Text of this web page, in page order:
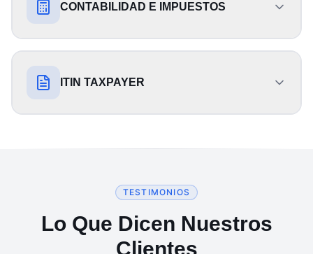
Corporation?
empresa?
viajar a EE.UU.?
bancaria?
CONTABILIDAD E IMPUESTOS
Unidos?
¿Necesito un contador especializado?
¿Cuándo es el cierre fiscal en Estados
ITIN TAXPAYER
¿Cómo puedo obtener el ITIN?
¿Cuánto tiempo toma obtener el ITIN?
TESTIMONIOS
Lo Que Dicen Nuestros
Clientes